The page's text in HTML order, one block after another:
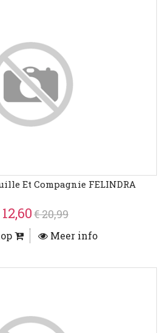
Et Compagnie FELINDRA
€ 20,99
Meer info